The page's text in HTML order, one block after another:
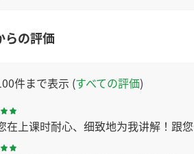
らの評価
件まで表示 (すべての評価)
在上课时耐心、细致地为我讲解！跟